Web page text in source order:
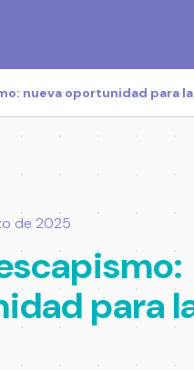
nueva oportunidad para
de 2025
para